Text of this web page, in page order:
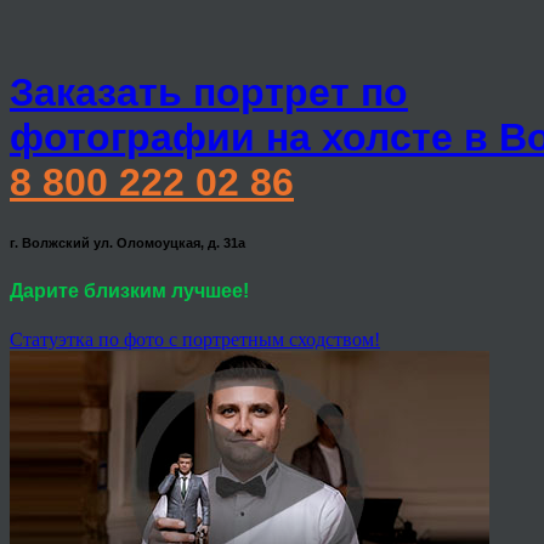
Заказать портрет по
фотографии на холсте в
8 800 222 02 86
г. Волжский ул. Оломоуцкая, д. 31а
Дарите близким лучшее!
Статуэтка по фото с портретным сходством!